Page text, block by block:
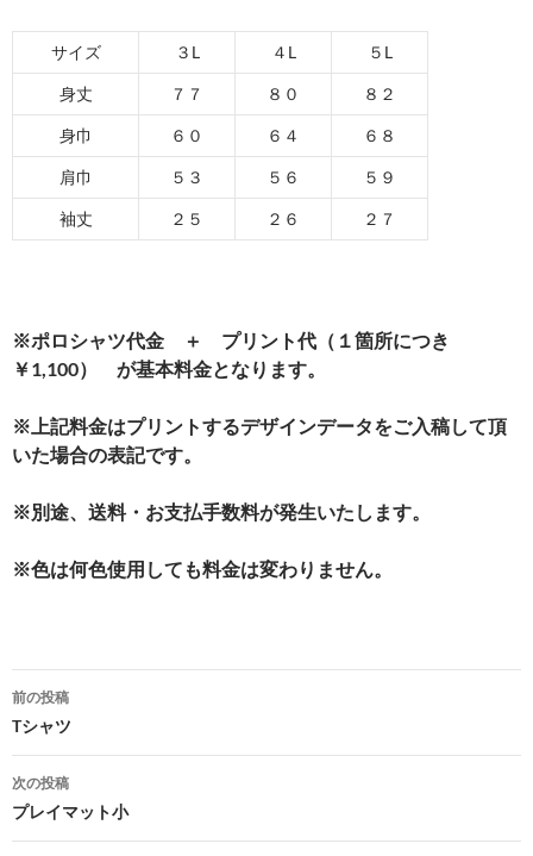
サイズ ３L ４L ５L
身丈 ７７ ８０ ８２
身巾 ６０ ６４ ６８
肩巾 ５３ ５６ ５９
袖丈 ２５ ２６ ２７
※ポロシャツ代金 ＋ プリント代（１箇所につき
￥1,100） が基本料金となります。
※上記料金はプリントするデザインデータをご入稿して頂
いた場合の表記です。
※別途、送料・お支払手数料が発生いたします。
※色は何色使用しても料金は変わりません。
投
稿
ナ
ビ
前の投稿
Tシャツ
次の投稿
プレイマット小